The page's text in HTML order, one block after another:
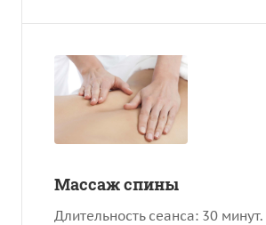
Массаж спины
Длительность сеанса: 30 минут.